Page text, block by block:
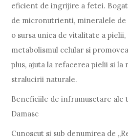
eficient de ingrijire a fetei.
de micronutrienti, mineralele de
o sursa unica de vitalitate a
metabolismul celular si
plus, ajuta la refacerea pielii si
stralucirii naturale.
Beneficiile de infrumusetare ale
Damasc
Cunoscut si sub denumirea de